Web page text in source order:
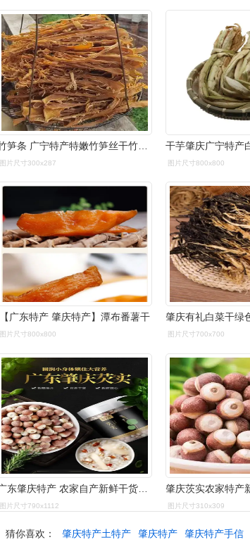
竹笋条 广宁特产特嫩竹笋丝干竹笋干新鲜竹笋丝干货特产笋条七七与
图片尺寸300x287 图片尺寸800x800
【广东特产 肇庆特产】潭布番薯干
图片尺寸800x800 图片尺寸700x700
广东肇庆特产 农家自产新鲜干货茨实
图片尺寸790x1112 图片尺寸310x309
猜你喜欢： 肇庆特产土特产 肇庆特产 肇庆特产手信